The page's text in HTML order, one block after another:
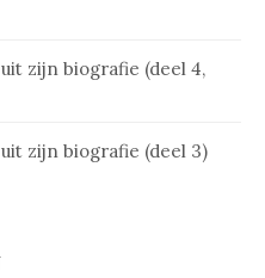
zijn biografie (deel 4,
zijn biografie (deel 3)